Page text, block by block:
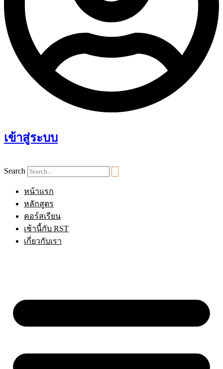
เข้าสู่ระบบ
Search
หน้าแรก
หลักสูตร
คอร์สเรียน
เช้านี้กับ RST
เกี่ยวกับเรา